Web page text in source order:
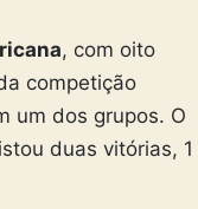
, com oito
competição
um dos grupos. O
duas vitórias, 1